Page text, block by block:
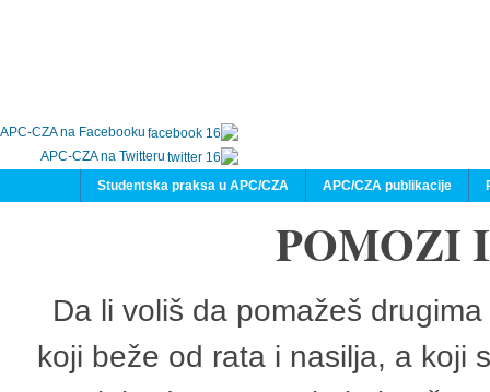
APC-CZA na Facebooku
APC-CZA na Twitteru
APC/CZA publikacije
Studentska praksa u APC/CZA
POMOZI
Da li voliš da pomažeš
koji beže od rata i nasilja, a koji